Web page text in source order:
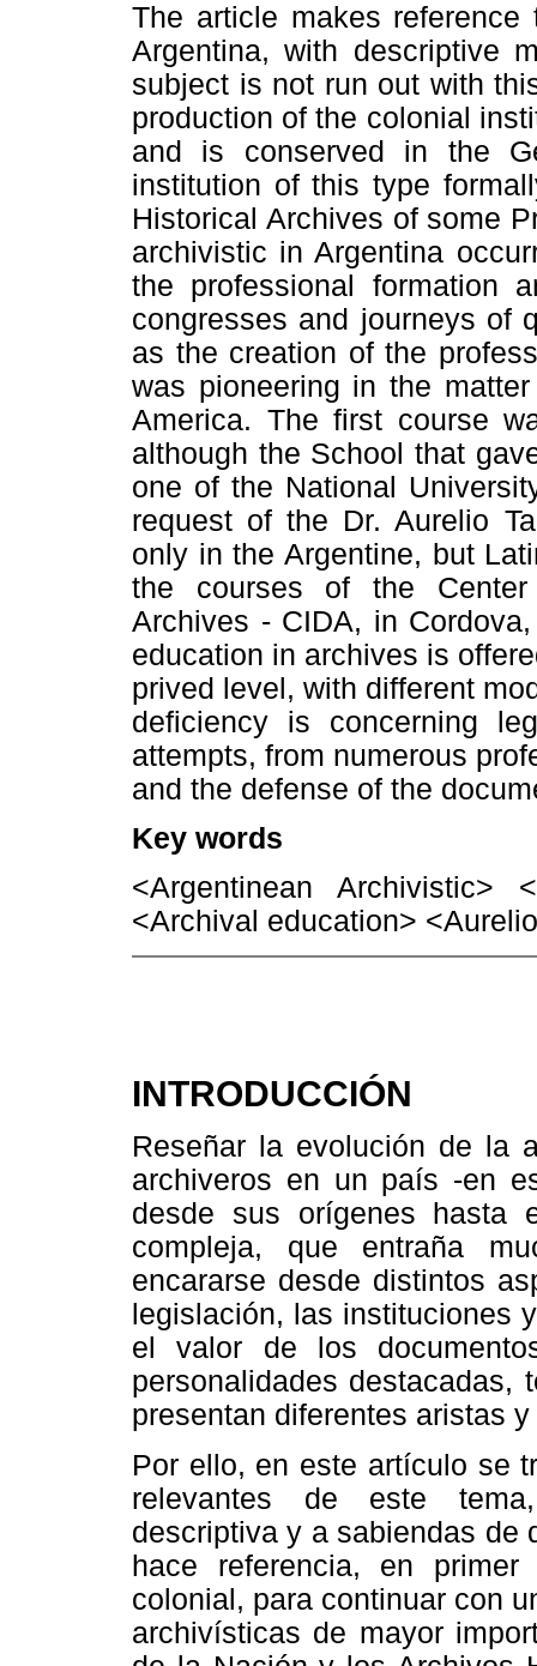
The article makes
Argentina, with descriptive
subject is not run out with
production of the colonial
and is conserved in the
institution of this type
Historical Archives of some
archivistic in Argentina
the professional formation
congresses and journeys of
as the creation of the
was pioneering in the
America. The first course
although the School that
one of the National
request of the Dr. Aurelio
only in the Argentine, but
the courses of the Center
Archives - CIDA, in
education in archives is
prived level, with different
deficiency is concerning
attempts, from numerous
and the defense of the
Key words
<Argentinean
<Archival education>
INTRODUCCIÓN
Reseñar la evolución de la
archiveros en un país -en
desde sus orígenes
compleja, que entraña
encararse desde distintos
legislación, las instituciones
el valor de los
personalidades destacadas,
presentan diferentes aristas
Por ello, en este artículo se
relevantes de este
descriptiva y a sabiendas de
hace referencia, en
colonial, para continuar con
archivísticas de mayor